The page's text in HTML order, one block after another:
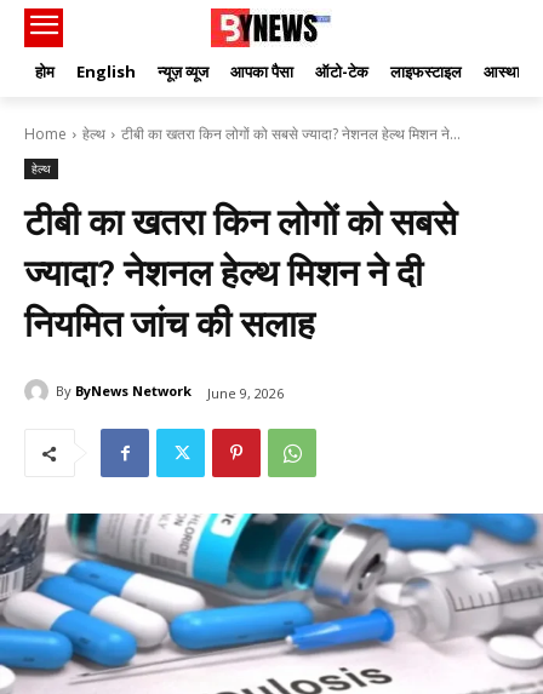
होम English न्यूज़ व्यूज आपका पैसा ऑटो-टेक लाइफस्टाइल आस्था
Home हेल्थ टीबी का खतरा किन लोगों को सबसे ज्यादा? नेशनल हेल्थ मिशन ने...
हेल्थ
टीबी का खतरा किन लोगों को सबसे
ज्यादा? नेशनल हेल्थ मिशन ने दी
नियमित जांच की सलाह
By ByNews Network June 9, 2026